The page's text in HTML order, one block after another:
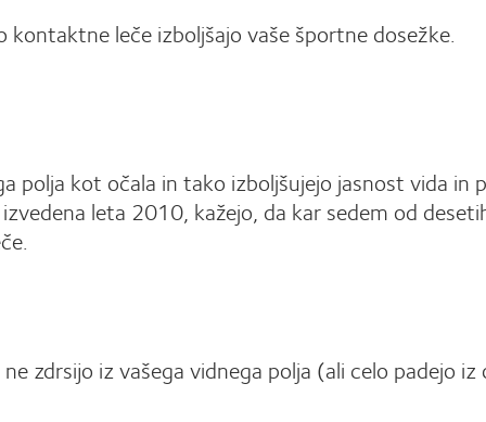
kontaktne leče izboljšajo vaše športne dosežke.
polja kot očala in tako izboljšujejo jasnost vida in
leta 2010, kažejo, da kar sedem od
zdrsijo iz vašega vidnega polja (ali celo padejo iz